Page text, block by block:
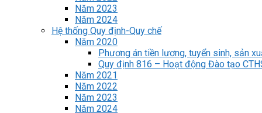
Năm 2023
Năm 2024
Hệ thống Quy định-Quy chế
Năm 2020
Phương án tiền lương, tuyển sinh, sản
Quy định 816 – Hoạt động Đào tạo
Năm 2021
Năm 2022
Năm 2023
Năm 2024